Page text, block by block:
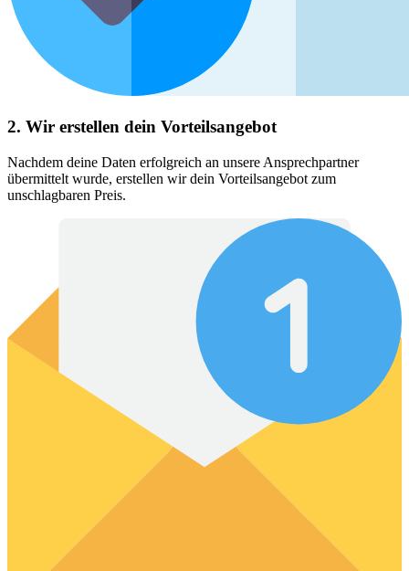
2. Wir erstellen dein Vorteilsangebot
Nachdem deine Daten erfolgreich an unsere Ansprechpartner
übermittelt wurde, erstellen wir dein Vorteilsangebot zum
unschlagbaren Preis.